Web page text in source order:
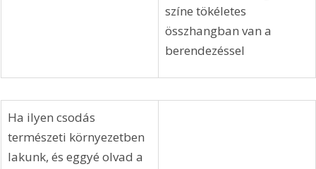
színe tökéletes
összhangban van a
berendezéssel
Ha ilyen csodás
természeti környezetben
lakunk, és eggyé olvad a